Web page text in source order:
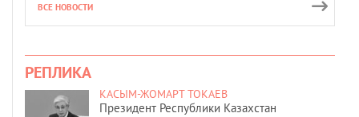
ВСЕ НОВОСТИ
РЕПЛИКА
КАСЫМ-ЖОМАРТ ТОКАЕВ
Президент Республики Казахстан